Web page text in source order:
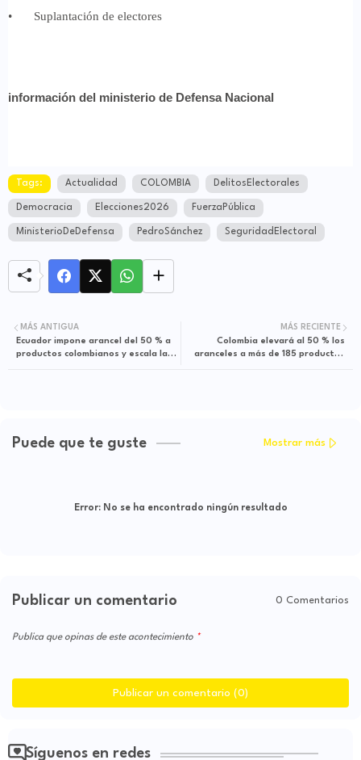
• Suplantación de electores
información del ministerio de Defensa Nacional
Tags: Actualidad COLOMBIA DelitosElectorales
Democracia Elecciones2026 FuerzaPública
MinisterioDeDefensa PedroSánchez SeguridadElectoral
MÁS RECIENTE
Colombia elevará al 50 % los
aranceles a más de 185 productos
MÁS ANTIGUA
Ecuador impone arancel del 50 % a
productos colombianos y escala la
Puede que te guste Mostrar más
Error:No se ha encontrado ningún resultado
Publicar un comentario 0 Comentarios
Publica que opinas de este acontecimiento
Publicar un comentario (0)
Síguenos en redes